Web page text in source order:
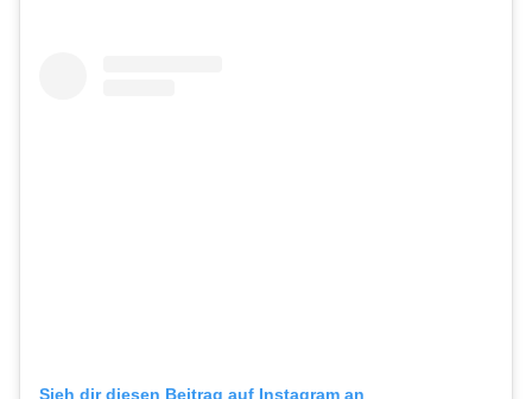
Sieh dir diesen Beitrag auf Instagram an